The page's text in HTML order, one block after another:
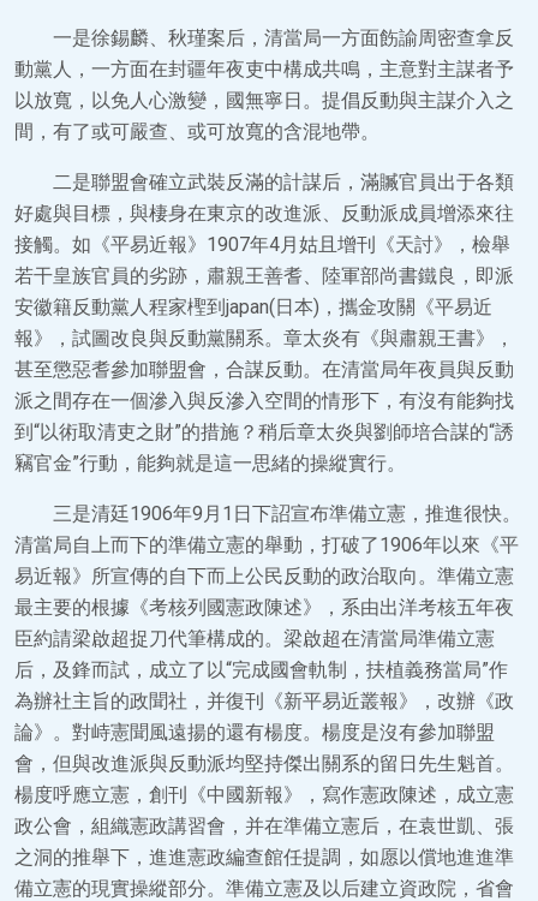
一是徐錫麟、秋瑾案后，清當局一方面飭諭周密查拿反
動黨人，一方面在封疆年夜吏中構成共鳴，主意對主謀者予
以放寬，以免人心激變，國無寧日。提倡反動與主謀介入之
間，有了或可嚴查、或可放寬的含混地帶。
二是聯盟會確立武裝反滿的計謀后，滿贓官員出于各類
好處與目標，與棲身在東京的改進派、反動派成員增添來往
接觸。如《平易近報》1907年4月姑且增刊《天討》，檢舉
若干皇族官員的劣跡，肅親王善耆、陸軍部尚書鐵良，即派
安徽籍反動黨人程家檉到japan(日本)，攜金攻關《平易近
報》，試圖改良與反動黨關系。章太炎有《與肅親王書》，
甚至懲惡耆參加聯盟會，合謀反動。在清當局年夜員與反動
派之間存在一個滲入與反滲入空間的情形下，有沒有能夠找
到“以術取清吏之財”的措施？稍后章太炎與劉師培合謀的“誘
竊官金”行動，能夠就是這一思緒的操縱實行。
三是清廷1906年9月1日下詔宣布準備立憲，推進很快。
清當局自上而下的準備立憲的舉動，打破了1906年以來《平
易近報》所宣傳的自下而上公民反動的政治取向。準備立憲
最主要的根據《考核列國憲政陳述》，系由出洋考核五年夜
臣約請梁啟超捉刀代筆構成的。梁啟超在清當局準備立憲
后，及鋒而試，成立了以“完成國會軌制，扶植義務當局”作
為辦社主旨的政聞社，并復刊《新平易近叢報》，改辦《政
論》。對峙憲聞風遠揚的還有楊度。楊度是沒有參加聯盟
會，但與改進派與反動派均堅持傑出關系的留日先生魁首。
楊度呼應立憲，創刊《中國新報》，寫作憲政陳述，成立憲
政公會，組織憲政講習會，并在準備立憲后，在袁世凱、張
之洞的推舉下，進進憲政編查館任提調，如愿以償地進進準
備立憲的現實操縱部分。準備立憲及以后建立資政院，省會